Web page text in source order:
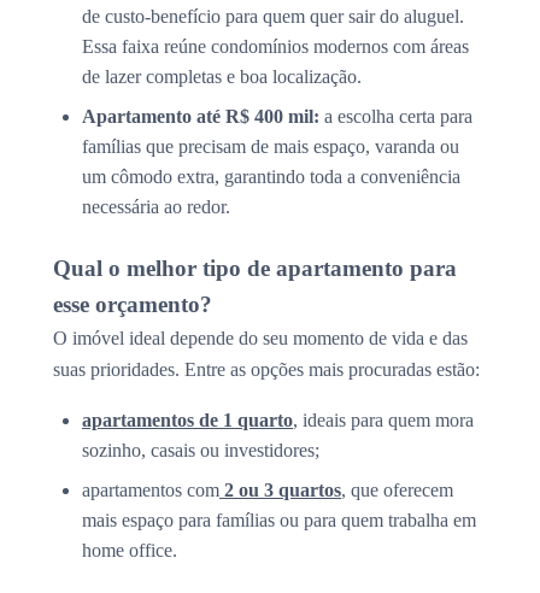
de custo-benefício para quem quer sair do aluguel.
Essa faixa reúne condomínios modernos com áreas
de lazer completas e boa localização.
Apartamento até R$ 400 mil: a escolha certa para
famílias que precisam de mais espaço, varanda ou
um cômodo extra, garantindo toda a conveniência
necessária ao redor.
Qual o melhor tipo de apartamento para
esse orçamento?
O imóvel ideal depende do seu momento de vida e das
suas prioridades. Entre as opções mais procuradas estão:
apartamentos de 1 quarto, ideais para quem mora
sozinho, casais ou investidores;
apartamentos com 2 ou 3 quartos, que oferecem
mais espaço para famílias ou para quem trabalha em
home office.